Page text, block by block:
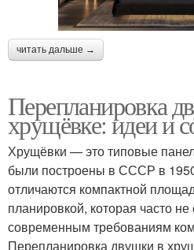
читать дальше →
Перепланировка
хрущёвке: идеи и
Хрущёвки — это типовые
были построены в СССР в
отличаются компактной
планировкой, которая часто не
современным требованиям
Перепланировка двушки в